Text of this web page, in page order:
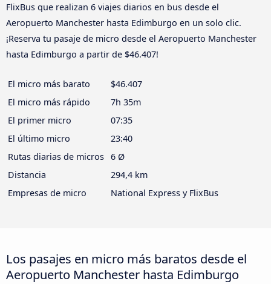
FlixBus que realizan 6 viajes diarios en bus desde el
Aeropuerto Manchester hasta Edimburgo en un solo clic.
¡Reserva tu pasaje de micro desde el Aeropuerto Manchester
hasta Edimburgo a partir de $46.407!
El micro más barato
$46.407
El micro más rápido
7h 35m
El primer micro
07:35
El último micro
23:40
Rutas diarias de micros 6 Ø
Distancia
294,4 km
Empresas de micro
National Express y FlixBus
Los pasajes en micro más baratos desde el
Aeropuerto Manchester hasta Edimburgo